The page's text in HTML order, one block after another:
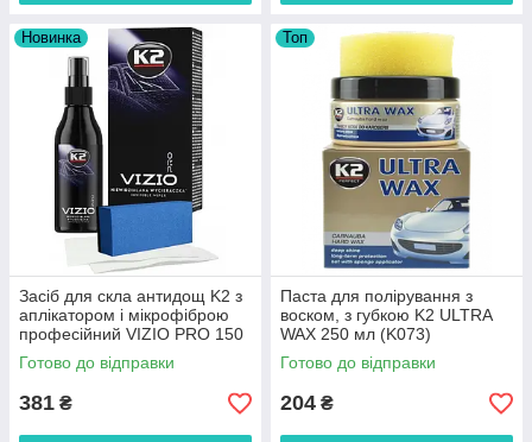
Новинка
Засіб для скла антидощ K2 з
аплікатором і мікрофіброю
професійний VIZIO PRO 150
мл
Готово до відправки
381 ₴
Топ
Паста для полірування з
воском, з губкою K2 ULTRA
WAX 250 мл (K073)
Готово до відправки
204 ₴